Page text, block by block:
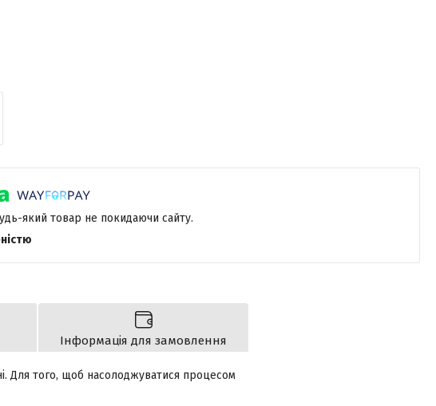
який товар не покидаючи сайту.
Інформація для замовлення
Для того, щоб насолоджуватися процесом